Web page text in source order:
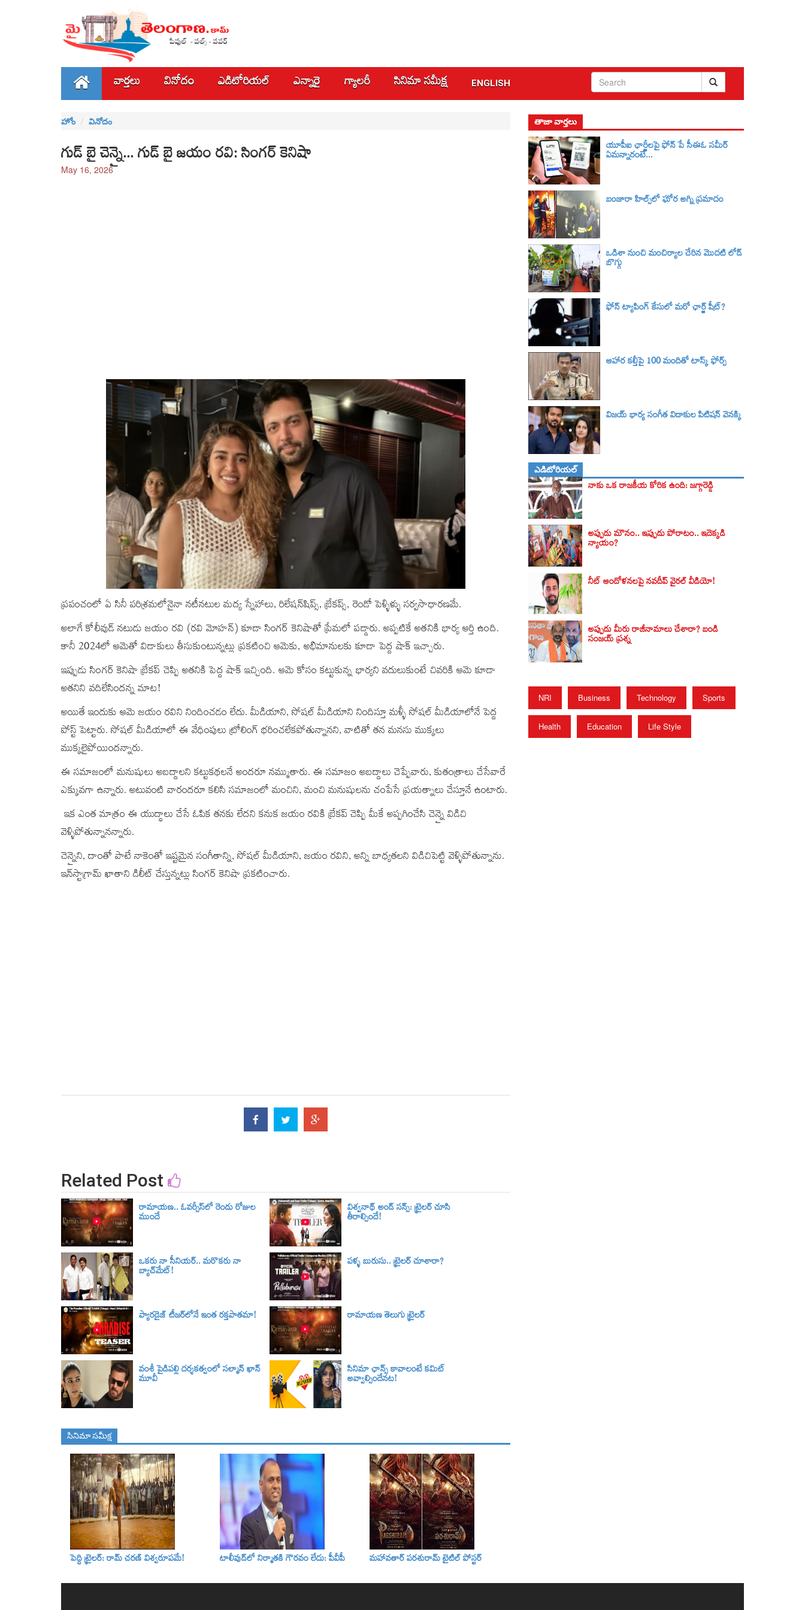
వార్తలు వినోదం ఎడిటోరియల్ ఎన్నారై గ్యాలరీ సినిమా స‌మీక్ష ENGLISH
హోం వినోదం
గుడ్ బై చెన్నై... గుడ్ బై జయం రవి: సింగర్ కెనిషా
May 16, 2026
ప్రపంచంలో ఏ సినీ పరిశ్రమలోనైనా నటీనటుల మద్య స్నేహాలు, రిలేషన్‌షిప్స్, బ్రేకప్స్, రెండో పెళ్ళిళ్ళు సర్వసాధారణమే.
అలాగే కోలీవుడ్‌ నటుడు జయం రవి (రవి మోహన్) కూడా సింగర్ కెనిషాతో ప్రేమలో పడ్డారు. అప్పటికే అతనికి భార్య ఆర్తి ఉంది.
కానీ 2024లో ఆమెతో విడాకులు తీసుకుంటున్నట్లు ప్రకటించి ఆమెకు, అభిమానులకు కూడా పెద్ద షాక్ ఇచ్చారు.
ఇప్పుడు సింగర్ కెనిషా బ్రేకప్ చెప్పి అతనికి పెద్ద షాక్ ఇచ్చింది. ఆమె కోసం కట్టుకున్న భార్యని వదులుకుంటే చివరికి ఆమె కూడా
అతనిని వదిలేసిందన్న మాట!
అయితే ఇందుకు ఆమె జయం రవిని నిందించడం లేదు. మీడియాని, సోషల్ మీడియాని నిందిస్తూ మళ్ళీ సోషల్ మీడియాలోనే పెద్ద
పోస్ట్ పెట్టారు. సోషల్ మీడియాలో ఈ వేధింపులు ట్రోలింగ్ భరించలేకపోతున్నానని, వాటితో తన మనసు ముక్కలు
ముక్కలైపోయిందన్నారు.
ఈ సమాజంలో మనుషులు అబద్దాలని కట్టుకథలనే అందరూ నమ్ముతారు. ఈ సమాజం అబద్దాలు చెప్పేవారు, కుతంత్రాలు చేసేవారే
ఎక్కువగా ఉన్నారు. అటువంటి వారందరూ కలిసి సమాజంలో మంచిని, మంచి మనుషులను చంపేసే ప్రయత్నాలు చేస్తూనే ఉంటారు.
ఇక ఎంత మాత్రం ఈ యుద్ధాలు చేసే ఓపిక తనకు లేదని కనుక జయం రవికి బ్రేకప్ చెప్పి మీకే అప్పగించేసి చెన్నై విడిచి
వెళ్ళిపోతున్నానన్నారు.
చెన్నైని, దాంతో పాటే నాకెంతో ఇష్టమైన సంగీతాన్ని, సోషల్ మీడియాని, జయం రవిని, అన్ని బాధ్యతలని విడిచిపెట్టి వెళ్ళిపోతున్నాను.
ఇన్‌స్టాగ్రామ్‌ ఖాతాని డిలీట్ చేస్తున్నట్లు సింగర్ కెనిషా ప్రకటించారు.
Related Post
రామాయణ.. ఓవర్సీస్‌లో రెండు రోజుల
ముందే
విశ్వనాథ్ అండ్ సన్స్: ట్రైలర్‌ చూసి
తీరాల్సిందే!
ఒకరు నా సీనియర్.. మరొకరు నా
బ్యాచ్‌మేట్!
పళ్ళ బురుసు.. ట్రైలర్‌ చూశారా?
ప్యారడైజ్ టీజర్‌లోనే ఇంత రక్తపాతమా! రామాయణ తెలుగు ట్రైలర్‌
వంశీ పైడిపల్లి దర్శకత్వంలో సల్మాన్ ఖాన్
మూవీ
సినిమా ఛాన్స్ కావాలంటే కమిట్
అవ్వాల్సిందేనట!
సినిమా స‌మీక్ష
పెద్ది ట్రైలర్‌: రామ్‌ చరణ్‌ విశ్వరూపమే! టాలీవుడ్‌లో నిర్మాతకి గౌరవం లేదు: పీవీపీ మహావతార్ పరశురామ్‌ టైటిల్‌ పోస్టర్
తాజా వార్తలు
యూపీఐ ఛార్జీలపై ఫోన్ పే సీఈఓ సమీర్
ఏమన్నారంటే...
బంజారా హిల్స్‌లో ఘోర అగ్ని ప్రమాదం
ఒడిశా నుంచి మంచిర్యాల చేరిన మొదటి లోడ్
బొగ్గు
ఫోన్ ట్యాపింగ్‌ కేసులో మరో ఛార్జ్‌ షీట్‌?
ఆహార కల్తీపై 100 మందితో టాస్క్ ఫోర్స్
విజయ్ భార్య సంగీత విడాకుల పిటిషన్ వెనక్కి
ఎడిటోరియల్
నాకు ఒక రాజకీయ కోరిక ఉంది: జగ్గారెడ్డి
అప్పుడు మౌనం.. ఇప్పుడు పోరాటం.. ఇదెక్కడి
న్యాయం?
నీట్ ఆందోళనలపై నవదీప్ వైరల్ వీడియో!
అప్పుడు మీరు రాజీనామాలు చేశారా? బండి
సంజయ్‌ ప్రశ్న
NRI Business Technology Sports
Health Education Life Style